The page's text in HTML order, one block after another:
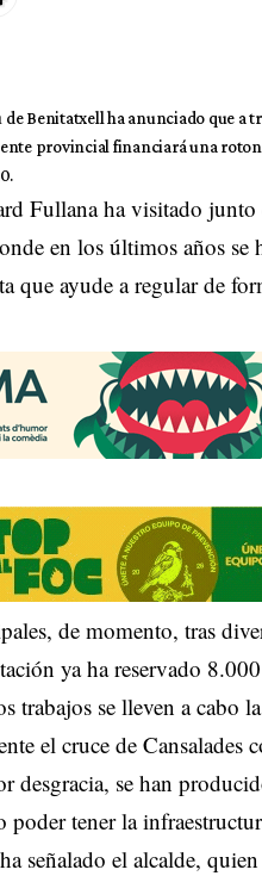
Benitatxell ha anunciado que a
provincial financiará una
Fullana ha visitado
en los últimos años se
que ayude a regular de
de momento, tras
ya ha reservado
trabajos se lleven a cabo
el cruce de Cansalades
desgracia, se han
poder tener la
señalado el alcalde,